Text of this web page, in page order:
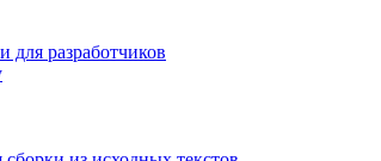
для разработчиков